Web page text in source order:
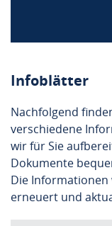
Infoblätter
Nachfolgend
verschiedene
wir für Sie
Dokumente
Die Informationen
erneuert und